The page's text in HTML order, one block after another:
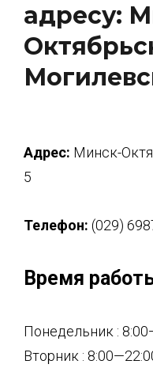
адресу:
Адрес: Минск-
5
Телефон: (029)
Время
Понедельник :
Вторник :